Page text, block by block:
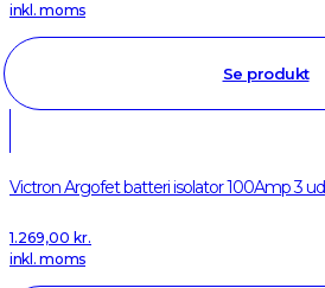
inkl. moms
Se produkt
Victron Argofet batteri isolator 100Amp 3
1.269,00 kr.
inkl. moms